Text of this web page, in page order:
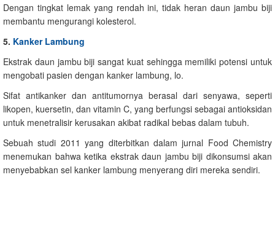
Dengan tingkat lemak yang rendah ini, tidak heran daun jambu biji
membantu mengurangi kolesterol.
5. Kanker Lambung
Ekstrak daun jambu biji sangat kuat sehingga memiliki potensi untuk
mengobati pasien dengan kanker lambung, lo.
Sifat antikanker dan antitumornya berasal dari senyawa, seperti
likopen, kuersetin, dan vitamin C, yang berfungsi sebagai antioksidan
untuk menetralisir kerusakan akibat radikal bebas dalam tubuh.
Sebuah studi 2011 yang diterbitkan dalam jurnal Food Chemistry
menemukan bahwa ketika ekstrak daun jambu biji dikonsumsi akan
menyebabkan sel kanker lambung menyerang diri mereka sendiri.